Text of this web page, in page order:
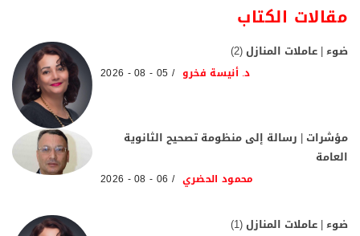
مقالات الكتاب
ضوء | عاملات المنازل (2)
د. أنيسة فخرو 05 - 08 - 2026
مؤشرات | رسالة إلى منظومة تصحيح الثانوية
العامة
محمود الحضري 06 - 08 - 2026
ضوء | عاملات المنازل (1)